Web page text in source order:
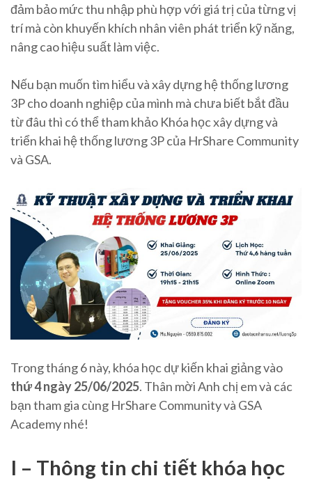
đảm bảo mức thu nhập phù hợp với giá trị của từng vị
trí mà còn khuyến khích nhân viên phát triển kỹ năng,
nâng cao hiệu suất làm việc.
Nếu bạn muốn tìm hiểu và xây dựng hệ thống lương
3P cho doanh nghiệp của mình mà chưa biết bắt đầu
từ đâu thì có thể tham khảo Khóa học xây dựng và
triển khai hệ thống lương 3P của HrShare Community
và GSA.
Trong tháng 6 này, khóa học dự kiến khai giảng vào
thứ 4 ngày 25/06/2025. Thân mời Anh chị em và các
bạn tham gia cùng HrShare Community và GSA
Academy nhé!
I – Thông tin chi tiết khóa học